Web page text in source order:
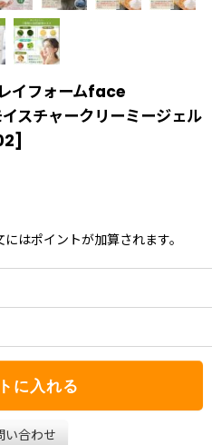
イフォームface
スチャークリーミージェル
]
はポイントが加算されます。
に入れる
い合わせ